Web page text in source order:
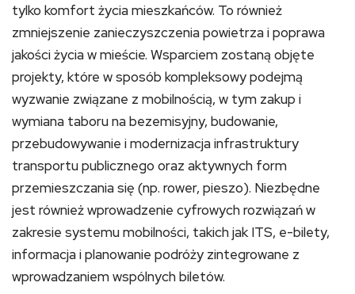
tylko komfort życia mieszkańców. To również
zmniejszenie zanieczyszczenia powietrza i poprawa
jakości życia w mieście. Wsparciem zostaną objęte
projekty, które w sposób kompleksowy podejmą
wyzwanie związane z mobilnością, w tym zakup i
wymiana taboru na bezemisyjny, budowanie,
przebudowywanie i modernizacja infrastruktury
transportu publicznego oraz aktywnych form
przemieszczania się (np. rower, pieszo). Niezbędne
jest również wprowadzenie cyfrowych rozwiązań w
zakresie systemu mobilności, takich jak ITS, e-bilety,
informacja i planowanie podróży zintegrowane z
wprowadzaniem wspólnych biletów.